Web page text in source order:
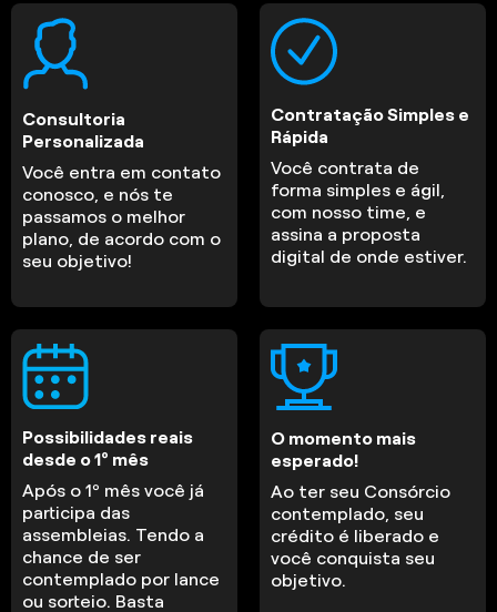
Consultoria
Personalizada
Você entra em contato
conosco, e nós te
passamos o melhor
plano, de acordo com o
seu objetivo!
Contratação Simples e
Rápida
Você contrata de
forma simples e ágil,
com nosso time, e
assina a proposta
digital de onde estiver.
Possibilidades reais
desde o 1º mês
Após o 1º mês você já
participa das
assembleias. Tendo a
chance de ser
contemplado por lance
ou sorteio. Basta
O momento mais
esperado!
Ao ter seu Consórcio
contemplado, seu
crédito é liberado e
você conquista seu
objetivo.